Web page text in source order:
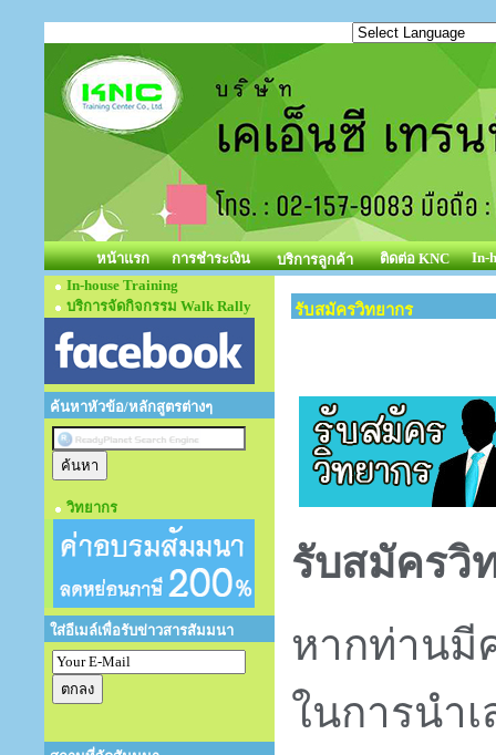
หน้าแรก การชำระเงิน บริการลูกค้า ติดต่อ KNC
In-
In-house Training
บริการจัดกิจกรรม Walk Rally
ค้นหาหัวข้อ/หลักสูตรต่างๆ
วิทยากร
ใส่อีเมล์เพื่อรับข่าวสารสัมมนา
รับสมัครวิทยากร
รับสมัครวิ
หากท่านมี
ในการนำ